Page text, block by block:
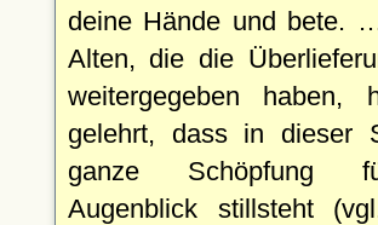
deine Hände und bete.
Alten, die die
weitergegeben haben,
gelehrt, dass in dieser
ganze Schöpfung
Augenblick stillsteht